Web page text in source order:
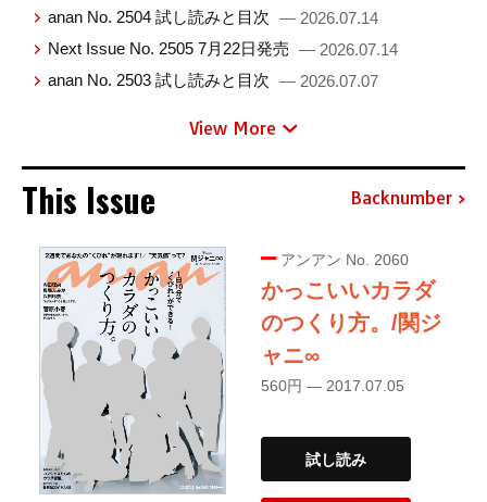
anan No. 2504 試し読みと目次 — 2026.07.14
Next Issue No. 2505 7月22日発売 — 2026.07.14
anan No. 2503 試し読みと目次 — 2026.07.07
View More
This Issue Backnumber
アンアン No. 2060
かっこいいカラダ
のつくり方。/関ジ
ャニ∞
560円 — 2017.07.05
試し読み